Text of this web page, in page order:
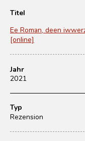
Titel
Ee Roman, deen
[online]
Jahr
2021
Typ
Rezension